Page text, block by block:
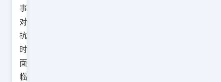
事
对
抗
时
面
临